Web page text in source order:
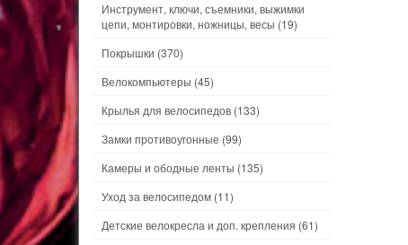
Инструмент, ключи, съемники, выжимки
цепи, монтировки, ножницы, весы (19)
Покрышки (370)
Велокомпьютеры (45)
Крылья для велосипедов (133)
Замки противоугонные (99)
Камеры и ободные ленты (135)
Уход за велосипедом (11)
Детские велокресла и доп. крепления (61)